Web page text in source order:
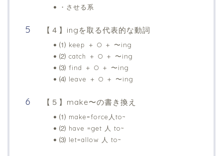
・させる系
【４】ingを取る代表的な動詞
⑴ keep ＋ O ＋ 〜ing
⑵ catch ＋ O ＋ 〜ing
⑶ find ＋ O ＋ 〜ing
⑷ leave ＋ O ＋ 〜ing
【５】make〜の書き換え
⑴ make=force人to~
⑵ have =get 人 to~
⑶ let=allow 人 to~